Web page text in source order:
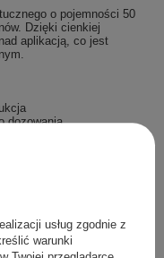
o pojemności 50
Dzięki cienkiej
aplikacją, co jest
dozowania
RUCK
Więcej
usług zgodnie z
warunki